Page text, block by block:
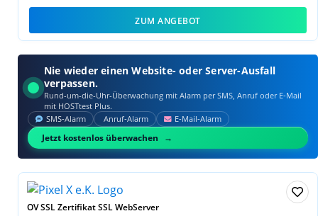
ZUM ANGEBOT
Nie wieder einen Website- oder Server-Ausfall
verpassen.
Rund-um-die-Uhr-Überwachung mit Alarm per SMS, Anruf oder E‑Mail
mit HOSTtest Plus.
SMS‑Alarm Anruf‑Alarm E‑Mail‑Alarm
Jetzt kostenlos überwachen
OV SSL Zertifikat SSL WebServer